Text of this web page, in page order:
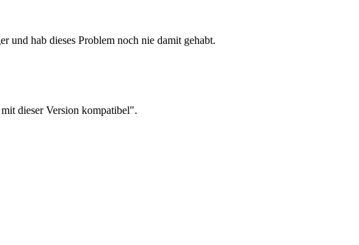
und hab dieses Problem noch nie damit gehabt.
dieser Version kompatibel".